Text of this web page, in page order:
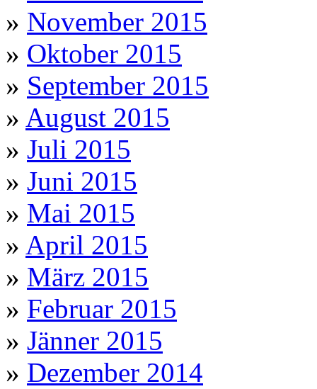
» November 2015
» Oktober 2015
» September 2015
» August 2015
» Juli 2015
» Juni 2015
» Mai 2015
» April 2015
» März 2015
» Februar 2015
» Jänner 2015
» Dezember 2014